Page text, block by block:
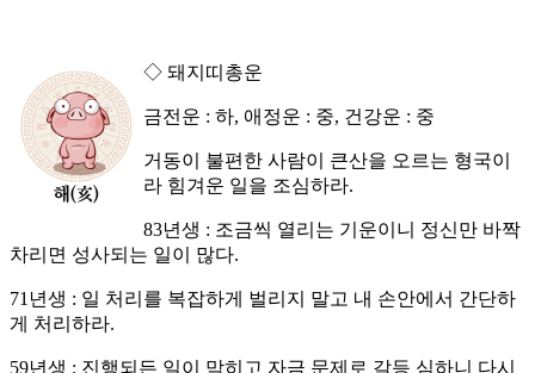
◇ 돼지띠총운
금전운 : 하, 애정운 : 중, 건강운 : 중
거동이 불편한 사람이 큰산을 오르는 형국이
라 힘겨운 일을 조심하라.
83년생 : 조금씩 열리는 기운이니 정신만 바짝
차리면 성사되는 일이 많다.
71년생 : 일 처리를 복잡하게 벌리지 말고 내 손안에서 간단하
게 처리하라.
59년생 : 진행되든 일이 막히고 자금 문제로 갈등 심하니 다시